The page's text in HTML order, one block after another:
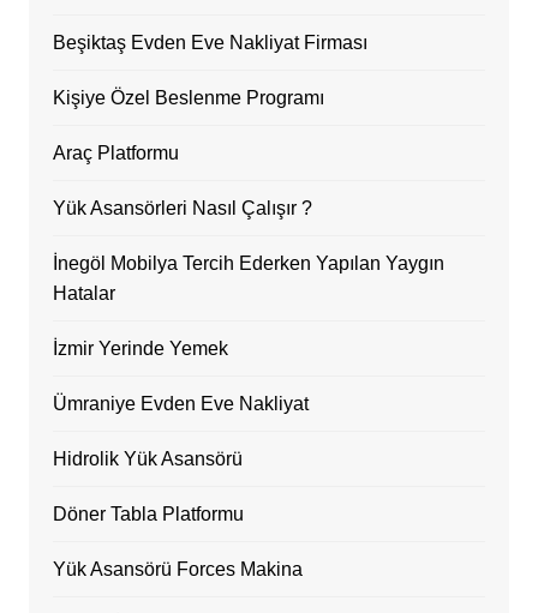
Beşiktaş Evden Eve Nakliyat Firması
Kişiye Özel Beslenme Programı
Araç Platformu
Yük Asansörleri Nasıl Çalışır ?
İnegöl Mobilya Tercih Ederken Yapılan Yaygın
Hatalar
İzmir Yerinde Yemek
Ümraniye Evden Eve Nakliyat
Hidrolik Yük Asansörü
Döner Tabla Platformu
Yük Asansörü Forces Makina